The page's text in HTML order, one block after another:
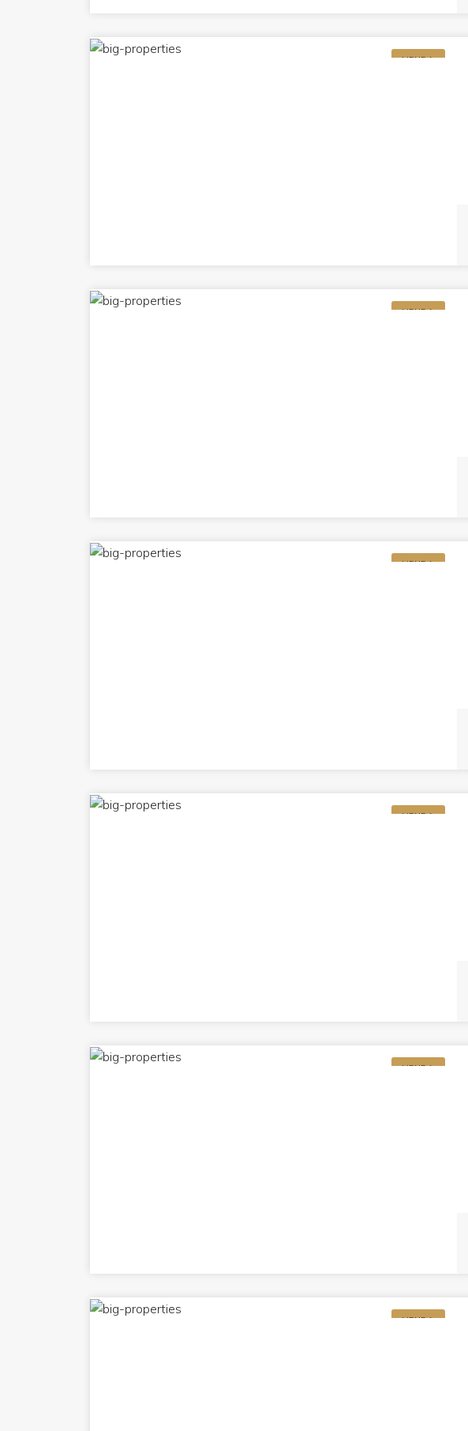
VENDA
VENDA
VENDA
VENDA
VENDA
VENDA